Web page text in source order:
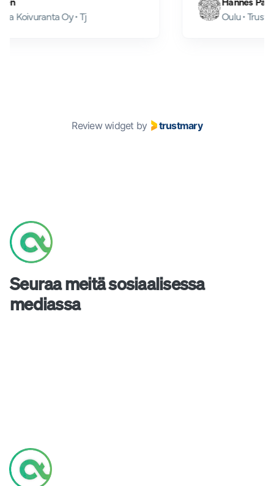
• Villa Koivuranta Oy • Tj
Review widget by trustmary
Seuraa meitä sosiaalisessa
mediassa